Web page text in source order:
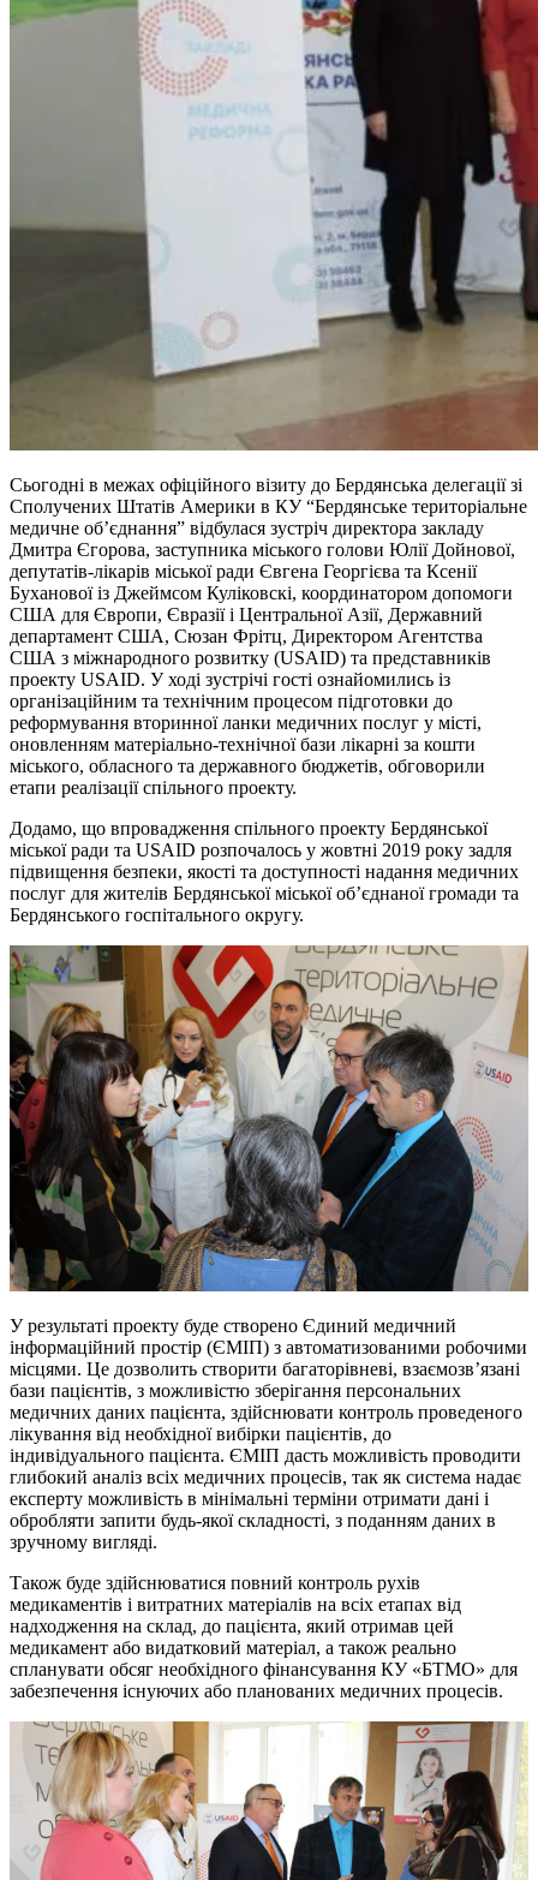
Сьогодні в межах офіційного візиту до Бердянська делегації зі
Сполучених Штатів Америки в КУ “Бердянське територіальне
медичне об’єднання” відбулася зустріч директора закладу
Дмитра Єгорова, заступника міського голови Юлії Дойнової,
депутатів-лікарів міської ради Євгена Георгієва та Ксенії
Буханової із Джеймсом Куліковскі, координатором допомоги
США для Європи, Євразії і Центральної Азії, Державний
департамент США, Сюзан Фрітц, Директором Агентства
США з міжнародного розвитку (USAID) та представників
проекту USAID. У ході зустрічі гості ознайомились із
організаційним та технічним процесом підготовки до
реформування вторинної ланки медичних послуг у місті,
оновленням матеріально-технічної бази лікарні за кошти
міського, обласного та державного бюджетів, обговорили
етапи реалізації спільного проекту.
Додамо, що впровадження спільного проекту Бердянської
міської ради та USAID розпочалось у жовтні 2019 року задля
підвищення безпеки, якості та доступності надання медичних
послуг для жителів Бердянської міської об’єднаної громади та
Бердянського госпітального округу.
У результаті проекту буде створено Єдиний медичний
інформаційний простір (ЄМІП) з автоматизованими робочими
місцями. Це дозволить створити багаторівневі, взаємозв’язані
бази пацієнтів, з можливістю зберігання персональних
медичних даних пацієнта, здійснювати контроль проведеного
лікування від необхідної вибірки пацієнтів, до
індивідуального пацієнта. ЄМІП дасть можливість проводити
глибокий аналіз всіх медичних процесів, так як система надає
експерту можливість в мінімальні терміни отримати дані і
обробляти запити будь-якої складності, з поданням даних в
зручному вигляді.
Також буде здійснюватися повний контроль рухів
медикаментів і витратних матеріалів на всіх етапах від
надходження на склад, до пацієнта, який отримав цей
медикамент або видатковий матеріал, а також реально
спланувати обсяг необхідного фінансування КУ «БТМО» для
забезпечення існуючих або планованих медичних процесів.